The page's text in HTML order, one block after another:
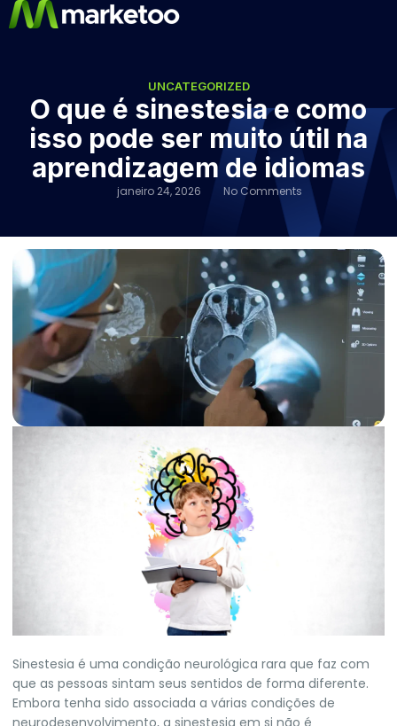
UNCATEGORIZED
O que é sinestesia e como
isso pode ser muito útil na
aprendizagem de idiomas
janeiro 24, 2026 No Comments
Sinestesia é uma condição neurológica rara que faz com
que as pessoas sintam seus sentidos de forma diferente.
Embora tenha sido associada a várias condições de
neurodesenvolvimento, a sinestesia em si não é